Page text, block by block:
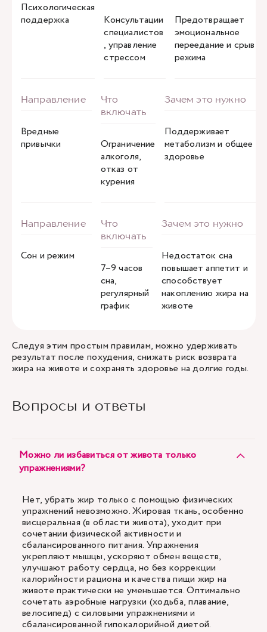
Психологическая
поддержка
Консультации
специалистов
, управление
стрессом
Предотвращает
эмоциональное
переедание и срыв
режима
Вредные
привычки
Ограничение
алкоголя,
отказ от
курения
Поддерживает
метаболизм и общее
здоровье
Сон и режим
7–9 часов
сна,
регулярный
график
Недостаток сна
повышает аппетит и
способствует
накоплению жира на
животе
Следуя этим простым правилам, можно удерживать
результат после похудения, снижать риск возврата
жира на животе и сохранять здоровье на долгие годы.
Вопросы и ответы
Можно ли избавиться от живота только
упражнениями?
Нет, убрать жир только с помощью физических
упражнений невозможно. Жировая ткань, особенно
висцеральная (в области живота), уходит при
сочетании физической активности и
сбалансированного питания. Упражнения
укрепляют мышцы, ускоряют обмен веществ,
улучшают работу сердца, но без коррекции
калорийности рациона и качества пищи жир на
животе практически не уменьшается. Оптимально
сочетать аэробные нагрузки (ходьба, плавание,
велосипед) с силовыми упражнениями и
сбалансированной гипокалорийной диетой.